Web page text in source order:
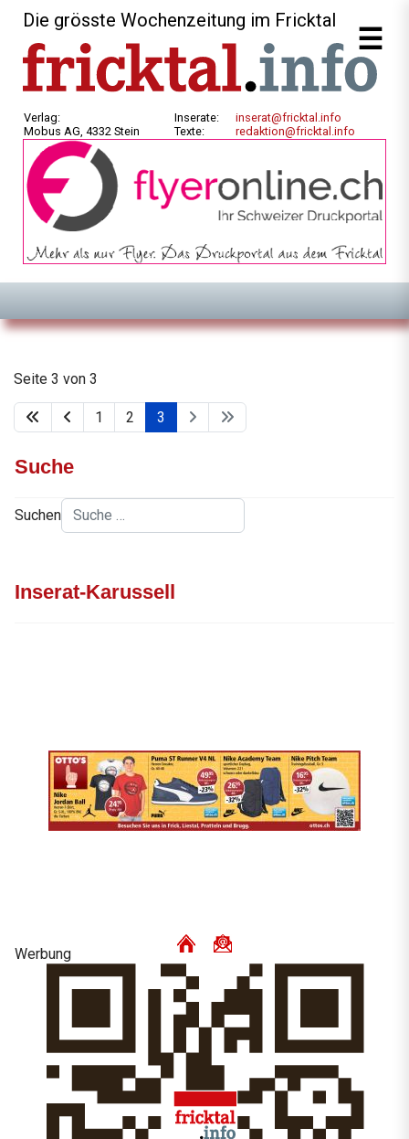
Die grösste Wochenzeitung im Fricktal
Verlag:
Mobus AG, 4332 Stein
Inserate:
Texte:
inserat@fricktal.info
redaktion@fricktal.info
Seite 3 von 3
1 2 3
Suche
Suchen
Inserat-Karussell
Werbung